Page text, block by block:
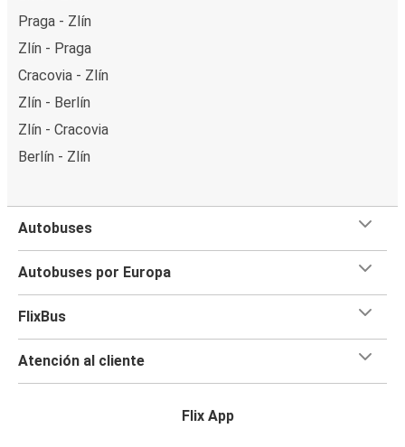
Praga - Zlín
Zlín - Praga
Cracovia - Zlín
Zlín - Berlín
Zlín - Cracovia
Berlín - Zlín
Autobuses
Autobuses por Europa
FlixBus
Atención al cliente
Flix App